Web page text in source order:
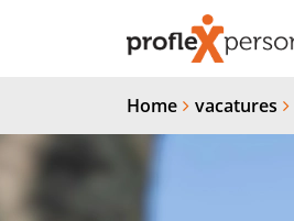
Home vacatures